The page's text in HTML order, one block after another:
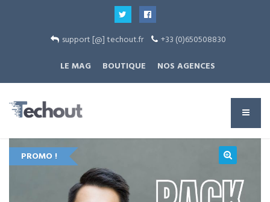
support [@] techout.fr
+33 (0)650508830
LE MAG
BOUTIQUE NOS AGENCES
PROMO !